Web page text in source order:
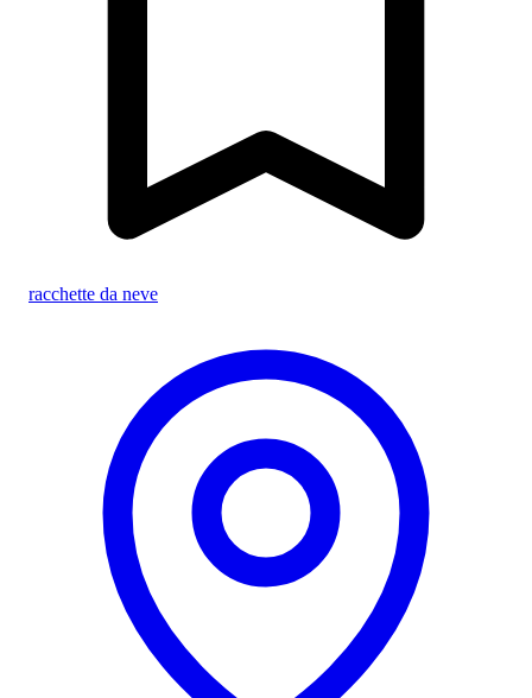
racchette da neve